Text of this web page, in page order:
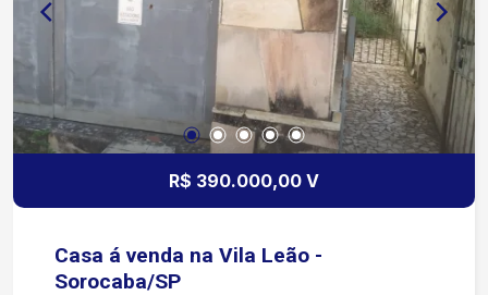
R$ 390.000,00 V
Casa á venda na Vila Leão -
Sorocaba/SP